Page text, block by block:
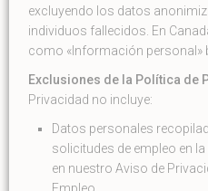
excluyendo los datos
individuos fallecidos. En
como «Información personal»
Exclusiones de la Política de
Privacidad no incluye:
Datos personales
solicitudes de empleo en
en nuestro Aviso de